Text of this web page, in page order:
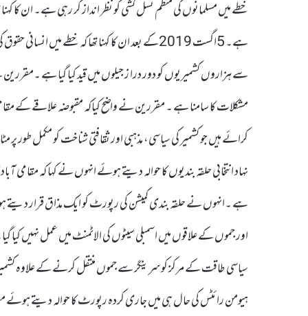
خطے میں مسلمانوں کی منظم نسل کشی کو نظر انداز کر رہی ہے۔ ان کا
ہے۔ 5اگست 2019کے بعد ان کا کہنا تھا کہ خطے
مشکلات کا سامنا ہے ۔ مقررین نے واضح کیاکہ مقبوضہ علاقے کے
کرائے ہیں جو کشمیر کی سیاسی، مذہبی اور ثقافتی شناخت کو مکمل
نہاد انتخابی حلقہ بندیوں کا حوالہ دیتے ہوئے انہوں نے کہا کہ مقامی
ہے ۔انہوں نے حلقہ بندی کمیشن کی رپورٹ کو ایک مذاق قرار دیتے
اور جموں کے علاقوں میں اسمبلی سیٹوں کی الاٹمنٹ میں عمل نہیں کیا
سیاسی طاقت کے مرکز کو سرینگر سے جموں منتقل کرنے کے علاوہ
ہیومن رائٹس کی حال ہی میں جاری کردہ رپورٹ کا حوالہ دیتے ہوئے